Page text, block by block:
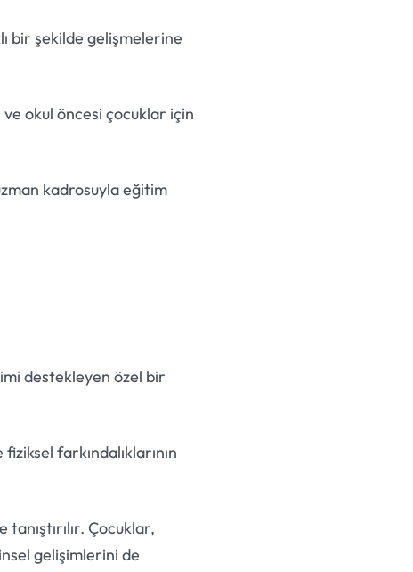
bir şekilde gelişmelerine
okul öncesi çocuklar için
kadrosuyla eğitim
destekleyen özel bir
farkındalıklarının
Çocuklar,
gelişimlerini de